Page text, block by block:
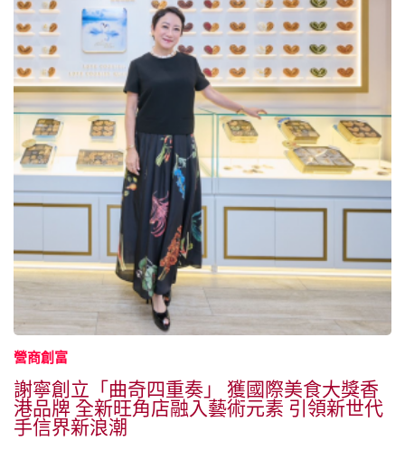
營商創富
謝寧創立「曲奇四重奏」 獲國際美食大獎香
港品牌 全新旺角店融入藝術元素 引領新世代
手信界新浪潮